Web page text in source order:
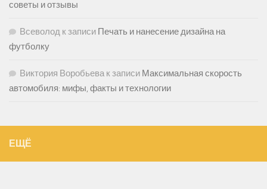
советы и отзывы
Всеволод к записи Печать и нанесение дизайна на
футболку
Виктория Воробьевак записи Максимальная скорость
автомобиля: мифы, факты и технологии
ЕЩЁ